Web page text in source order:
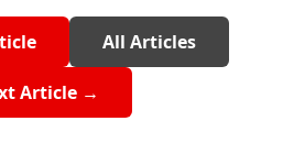
All Articles
Article →